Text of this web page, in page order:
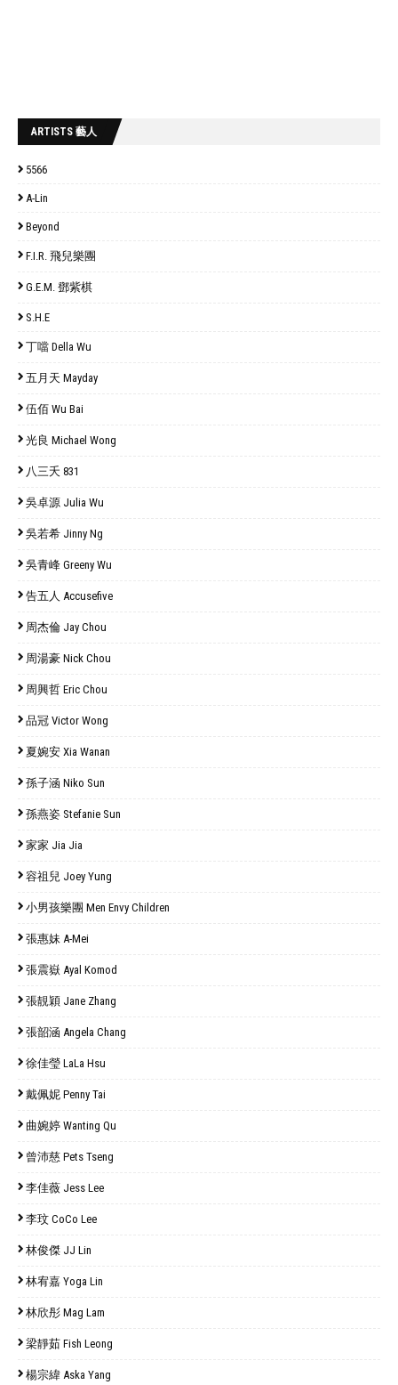
ARTISTS 藝人
5566
A-Lin
Beyond
F.I.R. 飛兒樂團
G.E.M. 鄧紫棋
S.H.E
丁噹 Della Wu
五月天 Mayday
伍佰 Wu Bai
光良 Michael Wong
八三夭 831
吳卓源 Julia Wu
吳若希 Jinny Ng
吳青峰 Greeny Wu
告五人 Accusefive
周杰倫 Jay Chou
周湯豪 Nick Chou
周興哲 Eric Chou
品冠 Victor Wong
夏婉安 Xia Wanan
孫子涵 Niko Sun
孫燕姿 Stefanie Sun
家家 Jia Jia
容祖兒 Joey Yung
小男孩樂團 Men Envy Children
張惠妹 A-Mei
張震嶽 Ayal Komod
張靚穎 Jane Zhang
張韶涵 Angela Chang
徐佳瑩 LaLa Hsu
戴佩妮 Penny Tai
曲婉婷 Wanting Qu
曾沛慈 Pets Tseng
李佳薇 Jess Lee
李玟 CoCo Lee
林俊傑 JJ Lin
林宥嘉 Yoga Lin
林欣彤 Mag Lam
梁靜茹 Fish Leong
楊宗緯 Aska Yang